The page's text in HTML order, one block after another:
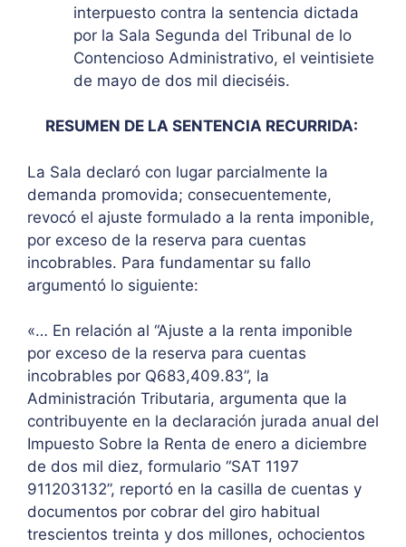
interpuesto contra la sentencia dictada
por la Sala Segunda del Tribunal de lo
Contencioso Administrativo, el veintisiete
de mayo de dos mil dieciséis.
RESUMEN DE LA SENTENCIA RECURRIDA:
La Sala declaró con lugar parcialmente la
demanda promovida; consecuentemente,
revocó el ajuste formulado a la renta imponible,
por exceso de la reserva para cuentas
incobrables. Para fundamentar su fallo
argumentó lo siguiente:
«… En relación al “Ajuste a la renta imponible
por exceso de la reserva para cuentas
incobrables por Q683,409.83”, la
Administración Tributaria, argumenta que la
contribuyente en la declaración jurada anual del
Impuesto Sobre la Renta de enero a diciembre
de dos mil diez, formulario “SAT 1197
911203132”, reportó en la casilla de cuentas y
documentos por cobrar del giro habitual
trescientos treinta y dos millones, ochocientos